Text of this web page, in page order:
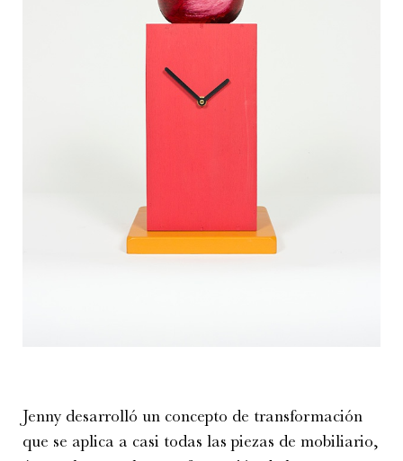
Jenny desarrolló un concepto de transformación
que se aplica a casi todas las piezas de mobiliario,